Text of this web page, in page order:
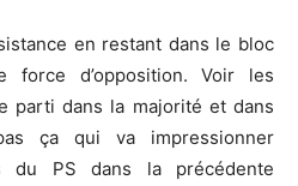
en restant dans le bloc
force d’opposition. Voir les
parti dans la majorité et dans
ça qui va impressionner
du PS dans la précédente